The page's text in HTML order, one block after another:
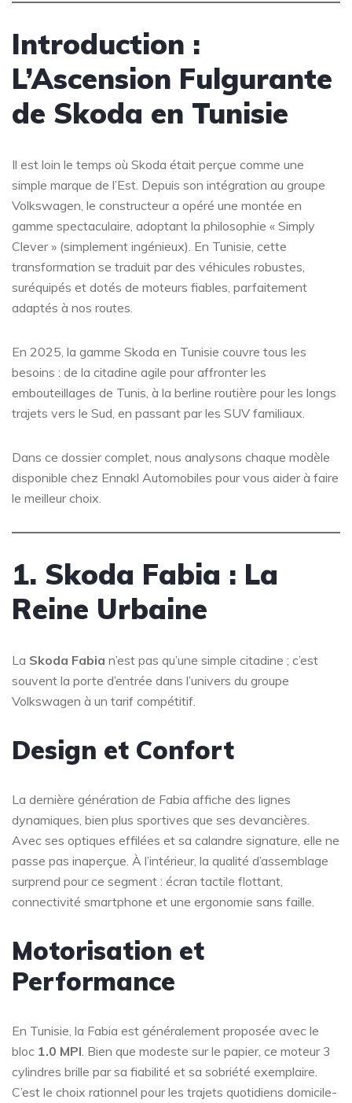
Introduction :
L’Ascension Fulgurante
de Skoda en Tunisie
Il est loin le temps où Skoda était perçue comme une
simple marque de l’Est. Depuis son intégration au groupe
Volkswagen, le constructeur a opéré une montée en
gamme spectaculaire, adoptant la philosophie « Simply
Clever » (simplement ingénieux). En Tunisie, cette
transformation se traduit par des véhicules robustes,
suréquipés et dotés de moteurs fiables, parfaitement
adaptés à nos routes.
En 2025, la gamme Skoda en Tunisie couvre tous les
besoins : de la citadine agile pour affronter les
embouteillages de Tunis, à la berline routière pour les longs
trajets vers le Sud, en passant par les SUV familiaux.
Dans ce dossier complet, nous analysons chaque modèle
disponible chez Ennakl Automobiles pour vous aider à faire
le meilleur choix.
1. Skoda Fabia : La
Reine Urbaine
La Skoda Fabia n’est pas qu’une simple citadine ; c’est
souvent la porte d’entrée dans l’univers du groupe
Volkswagen à un tarif compétitif.
Design et Confort
La dernière génération de Fabia affiche des lignes
dynamiques, bien plus sportives que ses devancières.
Avec ses optiques effilées et sa calandre signature, elle ne
passe pas inaperçue. À l’intérieur, la qualité d’assemblage
surprend pour ce segment : écran tactile flottant,
connectivité smartphone et une ergonomie sans faille.
Motorisation et
Performance
En Tunisie, la Fabia est généralement proposée avec le
bloc 1.0 MPI . Bien que modeste sur le papier, ce moteur 3
cylindres brille par sa fiabilité et sa sobriété exemplaire.
C’est le choix rationnel pour les trajets quotidiens domicile-